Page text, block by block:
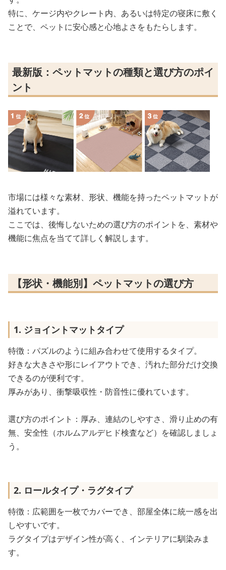
特に、ケージ内やクレート内、あるいは特定の寝床に敷く
ことで、ペットに安心感と心地よさをもたらします。
最新版：ペットマットの種類と選び方のポイ
ント
市場には様々な素材、形状、機能を持ったペットマットが
溢れています。
ここでは、後悔しないための選び方のポイントを、素材や
機能に焦点を当てて詳しく解説します。
【形状・機能別】ペットマットの選び方
1. ジョイントマットタイプ
特徴：パズルのように組み合わせて使用するタイプ。
好きな大きさや形にレイアウトでき、汚れた部分だけ交換
できるのが便利です。
厚みがあり、衝撃吸収性・防音性に優れています。
選び方のポイント：厚み、連結のしやすさ、滑り止めの有
無、安全性（ホルムアルデヒド検査など）を確認しましょ
う。
2. ロールタイプ・ラグタイプ
特徴：広範囲を一枚でカバーでき、部屋全体に統一感を出
しやすいです。
ラグタイプはデザイン性が高く、インテリアに馴染みま
す。